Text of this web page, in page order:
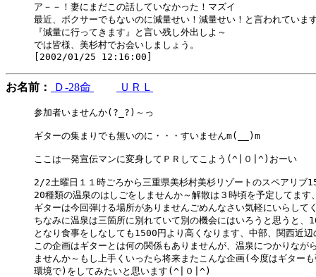
ア－－！妻にまだこの話していなかった！マズイ
最近、ボクサーでもないのに減量せい！減量せい！と言われていま
『減量に行ってきます』と言い残し外出しよ～
では皆様、美杉村でお会いしましょう。
お名前： Ｄ-28命 ＵＲＬ
参加者いませんか(?_?)～っ
ギターの集まりでも無いのに・・・すいませんm(__)m
ここは一発宣伝マンに変身してＰＲしてこよう(^|０|^)おーい
2/2土曜日１１時ごろから三重県美杉村美杉リゾートのスペアリブ
20種類の温泉のはしごをしませんか～解散は３時頃を予定してます
ギターは今回弾ける場所がありませんごめんなさい気軽にいらして
ちなみに温泉は三箇所に別れていて別の機会にはいろうと思うと
となり食事をしなしても1500円より高くなります、中部、関西近
この企画はギターとは何の関係もありませんが、温泉につかりなが
ませんか～もし上手くいったら将来またこんな企画(今度はギター
環境で)をしてみたいと思います(^|０|^)